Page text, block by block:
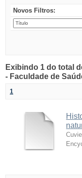
Novos Filtros:
Exibindo 1 do total
- Faculdade de
1